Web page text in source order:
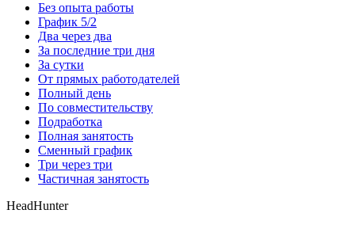
Без опыта работы
График 5/2
Два через два
За последние три дня
За сутки
От прямых работодателей
Полный день
По совместительству
Подработка
Полная занятость
Сменный график
Три через три
Частичная занятость
HeadHunter